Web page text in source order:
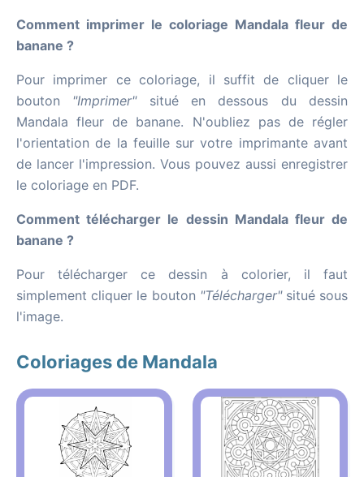
Comment imprimer le coloriage Mandala fleur de
banane ?
Pour imprimer ce coloriage, il suffit de cliquer le
bouton "Imprimer"situé en dessous du dessin
Mandala fleur de banane. N'oubliez pas de régler
l'orientation de la feuille sur votre imprimante avant
de lancer l'impression. Vous pouvez aussi enregistrer
le coloriage en PDF.
Comment télécharger le dessin Mandala fleur de
banane ?
Pour télécharger ce dessin à colorier, il faut
simplement cliquer le bouton "Télécharger"situé sous
l'image.
Coloriages de Mandala